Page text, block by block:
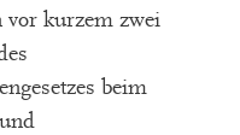
vor kurzem zwei
beim